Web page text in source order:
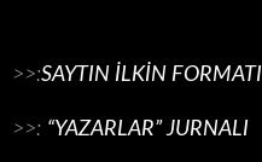
>>:SAYTIN İLKİN FORMATI
>>: “YAZARLAR” JURNALI